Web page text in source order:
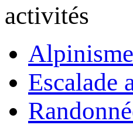
activités
Alpinisme
Escalade